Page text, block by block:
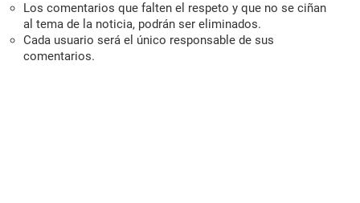
Los comentarios que falten el respeto y que no se ciñan
al tema de la noticia, podrán ser eliminados.
Cada usuario será el único responsable de sus
comentarios.